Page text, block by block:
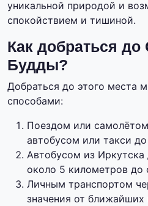
уникальной природой и
спокойствием и тишиной.
Как добраться до
Будды?
Добраться до этого места
способами:
Поездом или
автобусом или такси
Автобусом из
около 5 километров до
Личным транспортом
значения от ближайших